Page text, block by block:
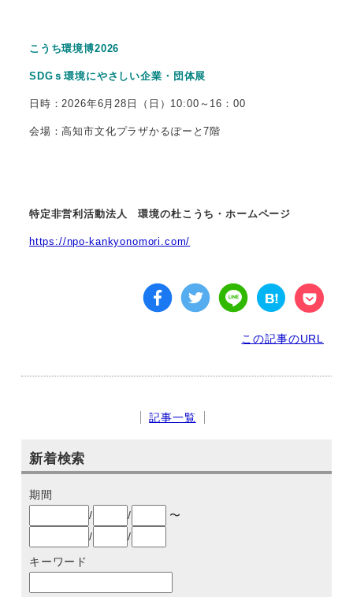
こうち環境博2026
SDGｓ環境にやさしい企業・団体展
日時：2026年6月28日（日）10:00～16：00
会場：高知市文化プラザかるぽーと7階
特定非営利活動法人 環境の杜こうち・ホームページ
https://npo-kankyonomori.com/
この記事のURL
記事一覧
新着検索
期間
/
/
〜
/
/
キーワード